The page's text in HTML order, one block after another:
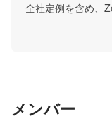
全社定例を含め、
メンバー